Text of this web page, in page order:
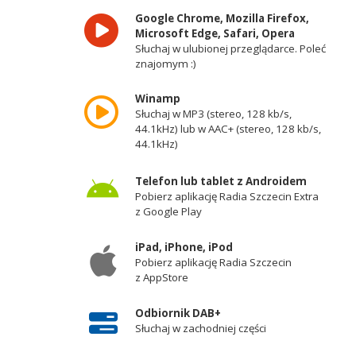
Google Chrome, Mozilla Firefox,
Microsoft Edge, Safari, Opera
Słuchaj w ulubionej przeglądarce. Poleć
znajomym :)
Winamp
Słuchaj w MP3 (stereo, 128 kb/s,
44.1kHz) lub w AAC+ (stereo, 128 kb/s,
44.1kHz)
Telefon lub tablet z Androidem
Pobierz aplikację Radia Szczecin Extra
z Google Play
iPad, iPhone, iPod
Pobierz aplikację Radia Szczecin
z AppStore
Odbiornik DAB+
Słuchaj w zachodniej części